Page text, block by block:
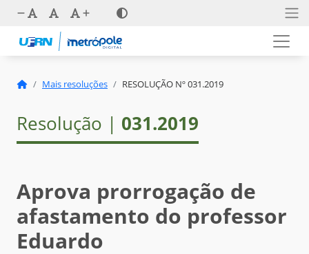
Mais resoluções RESOLUÇÃO Nº 031.2019
Resolução | 031.2019
Aprova prorrogação de
afastamento do professor
Eduardo